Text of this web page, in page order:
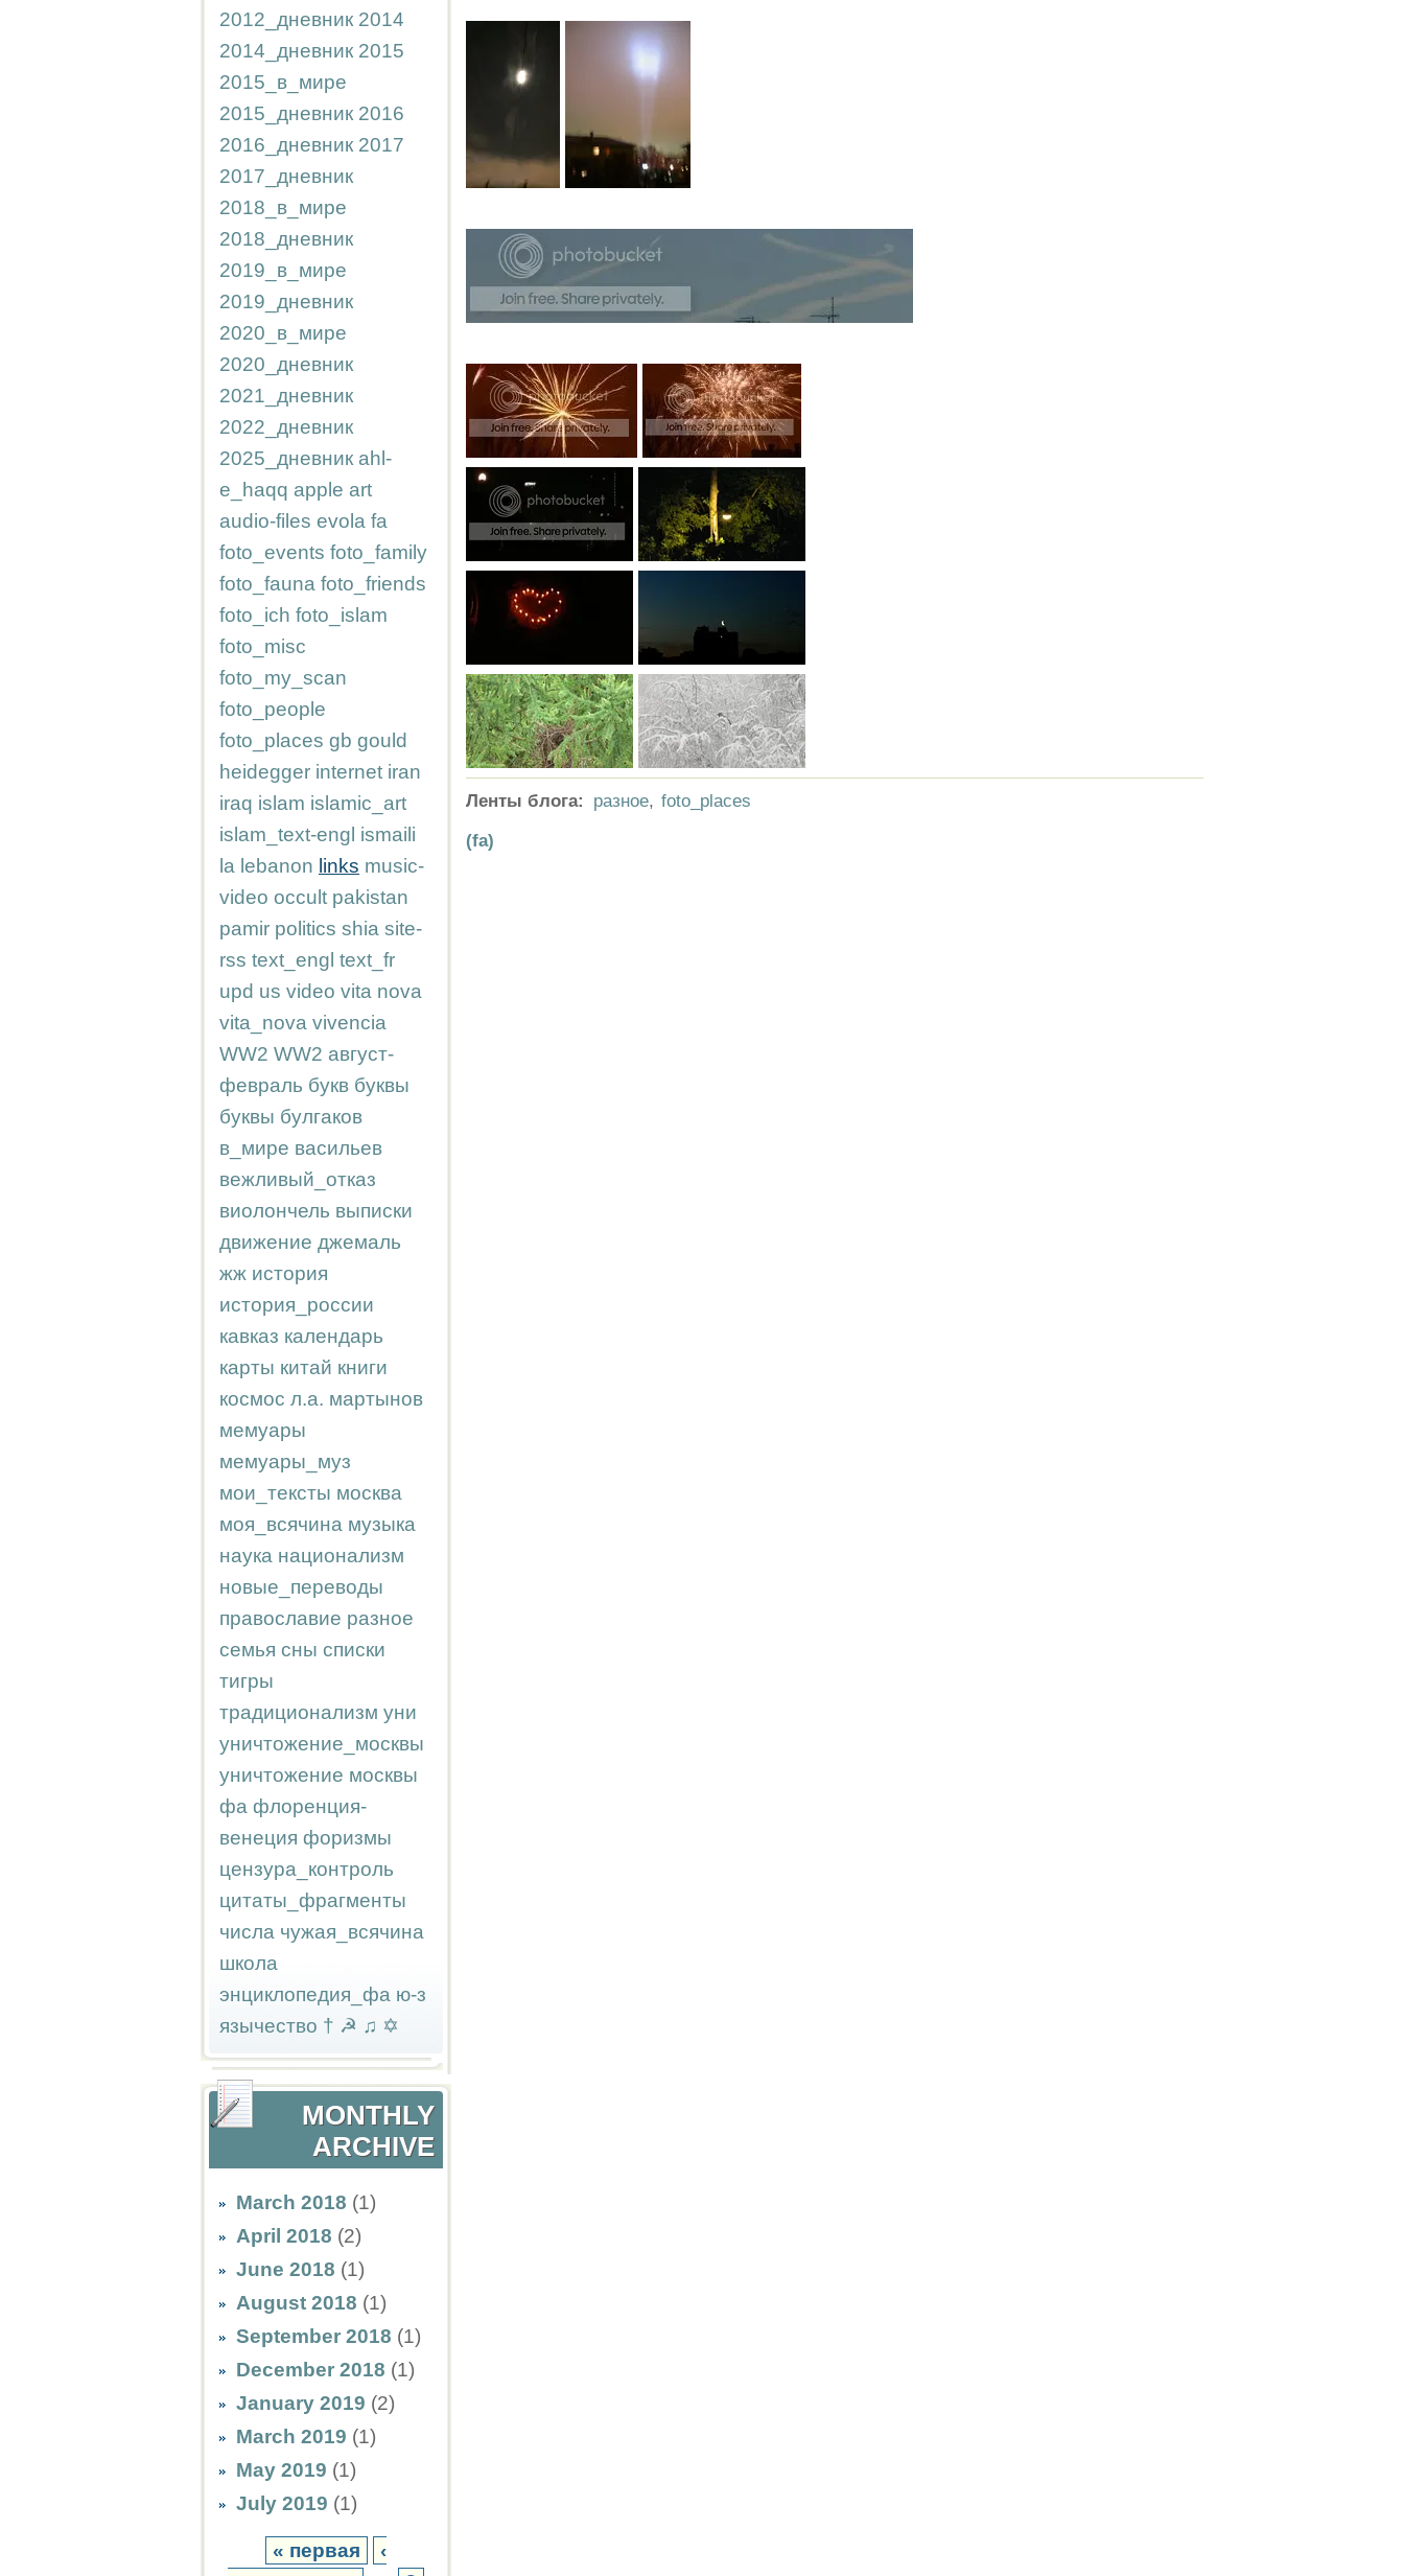
2012_дневник 2014
2014_дневник 2015
2015_в_мире
2015_дневник 2016
2016_дневник 2017
2017_дневник
2018_в_мире
2018_дневник
2019_в_мире
2019_дневник
2020_в_мире
2020_дневник
2021_дневник
2022_дневник
2025_дневник ahl-
e_haqq apple art
audio-files evola fa
foto_events foto_family
foto_fauna foto_friends
foto_ich foto_islam
foto_misc
foto_my_scan
foto_people
foto_places gb gould
heidegger internet iran
iraq islam islamic_art
islam_text-engl ismaili
la lebanon links music-
video occult pakistan
pamir politics shia site-
rss text_engl text_fr
upd us video vita nova
vita_nova vivencia
WW2 WW2 август-
февраль букв буквы
буквы булгаков
в_мире васильев
вежливый_отказ
виолончель выписки
движение джемаль
жж история
история_россии
кавказ календарь
карты китай книги
космос л.а. мартынов
мемуары
мемуары_муз
мои_тексты москва
моя_всячина музыка
наука национализм
новые_переводы
православие разное
семья сны списки
тигры
традиционализм уни
уничтожение_москвы
уничтожение москвы
фа флоренция-
венеция форизмы
цензура_контроль
цитаты_фрагменты
числа чужая_всячина
школа
энциклопедия_фа ю-з
язычество † ☭ ♫ ✡
MONTHLY
ARCHIVE
March 2018 (1)
April 2018 (2)
June 2018 (1)
August 2018 (1)
September 2018 (1)
December 2018 (1)
January 2019 (2)
March 2019 (1)
May 2019 (1)
July 2019 (1)
« первая
‹
Ленты блога: разное, foto_places
(fa)